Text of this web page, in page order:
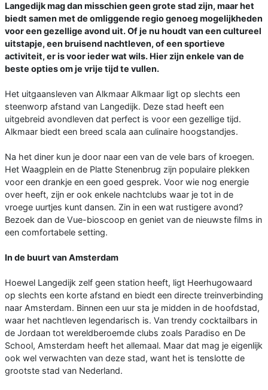
Langedijk mag dan misschien geen grote stad zijn, maar het
biedt samen met de omliggende regio genoeg mogelijkheden
voor een gezellige avond uit. Of je nu houdt van een cultureel
uitstapje, een bruisend nachtleven, of een sportieve
activiteit, er is voor ieder wat wils. Hier zijn enkele van de
beste opties om je vrije tijd te vullen.
Het uitgaansleven van Alkmaar Alkmaar ligt op slechts een
steenworp afstand van Langedijk. Deze stad heeft een
uitgebreid avondleven dat perfect is voor een gezellige tijd.
Alkmaar biedt een breed scala aan culinaire hoogstandjes.
Na het diner kun je door naar een van de vele bars of kroegen.
Het Waagplein en de Platte Stenenbrug zijn populaire plekken
voor een drankje en een goed gesprek. Voor wie nog energie
over heeft, zijn er ook enkele nachtclubs waar je tot in de
vroege uurtjes kunt dansen. Zin in een wat rustigere avond?
Bezoek dan de Vue-bioscoop en geniet van de nieuwste films in
een comfortabele setting.
In de buurt van Amsterdam
Hoewel Langedijk zelf geen station heeft, ligt Heerhugowaard
op slechts een korte afstand en biedt een directe treinverbinding
naar Amsterdam. Binnen een uur sta je midden in de hoofdstad,
waar het nachtleven legendarisch is. Van trendy cocktailbars in
de Jordaan tot wereldberoemde clubs zoals Paradiso en De
School, Amsterdam heeft het allemaal. Maar dat mag je eigenlijk
ook wel verwachten van deze stad, want het is tenslotte de
grootste stad van Nederland.